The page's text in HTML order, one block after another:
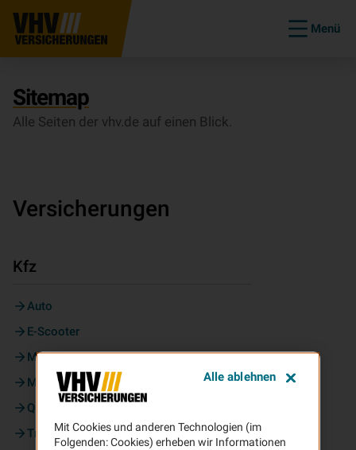
Menü
Sitemap
Alle Seiten der vhv.de auf einen Blick.
Versicherungen
Kfz
Auto
E-Scooter
Moped
Motorrad
Quad
Trike
Mit Cookies und anderen Technologien (im
Folgenden: Cookies) erheben wir Informationen
Alle ablehnen